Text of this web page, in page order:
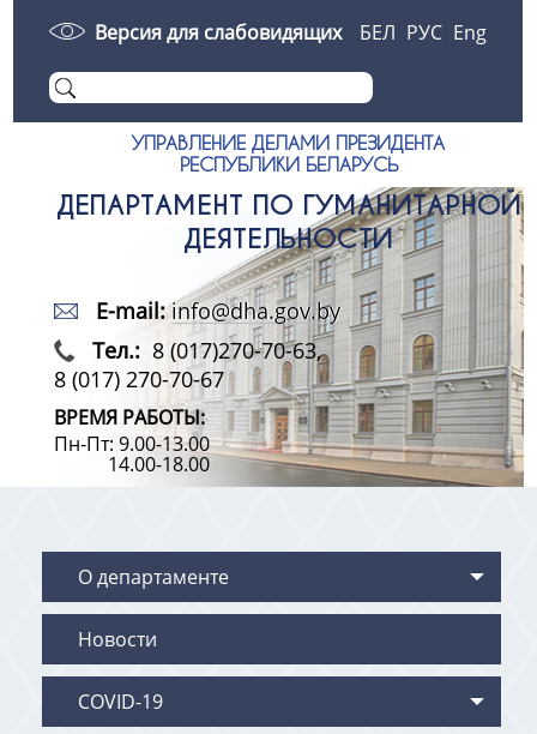
Версия для слабовидящих БЕЛ РУС Eng
УПРАВЛЕНИЕ ДЕЛАМИ ПРЕЗИДЕНТА
РЕСПУБЛИКИ БЕЛАРУСЬ
ДЕПАРТАМЕНТ ПО ГУМАНИТАРНОЙ
ДЕЯТЕЛЬНОСТИ
E-mail: info@dha.gov.by
Тел.:8 (017)270-70-63,
8 (017) 270-70-67
ВРЕМЯ РАБОТЫ:
Пн-Пт: 9.00-13.00
14.00-18.00
О департаменте
Новости
COVID-19